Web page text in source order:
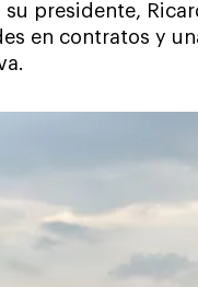
su presidente,
en contratos y